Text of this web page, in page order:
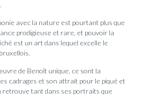
avec la nature est pourtant plus que
prodigieuse et rare, et pouvoir la
est un art dans lequel excelle le
de Benoît unique, ce sont la
cadrages et son attrait pour le piqué et
retrouve tant dans ses portraits que